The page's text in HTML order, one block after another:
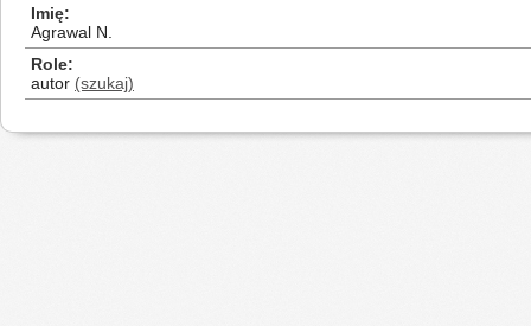
Imię
Agrawal N.
Role
autor (szukaj)